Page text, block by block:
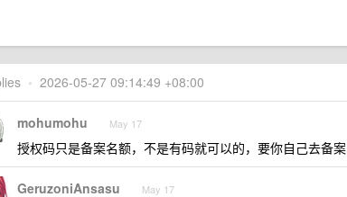
• 2026-05-27 09:14:49 +08:00
mohumohu May 17
授权码只是备案名额，不是有码就可以的，要你自己去备案
GeruzoniAnsasu May 17